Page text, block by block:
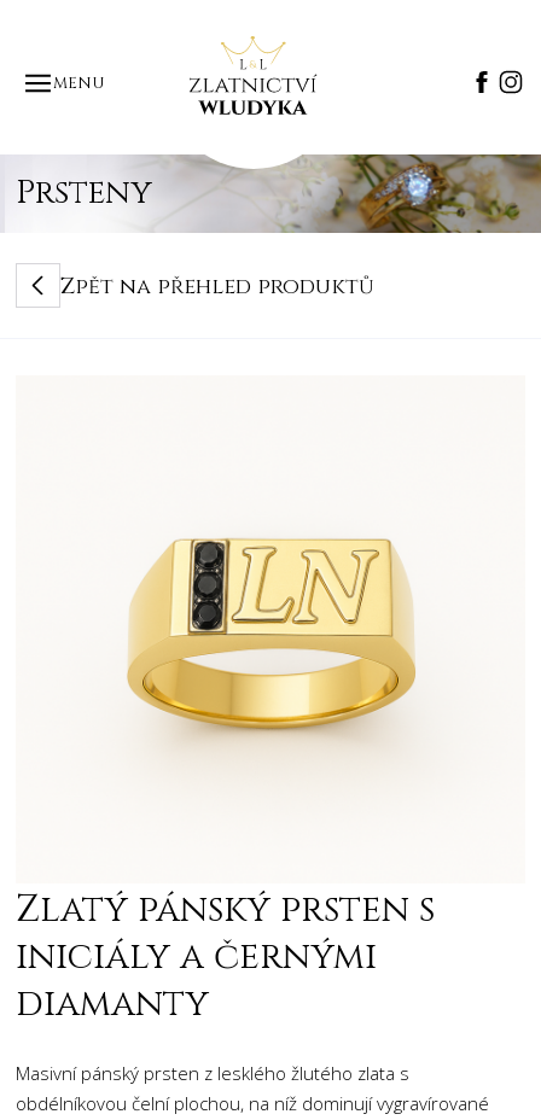
MENU
Prsteny
Zpět na přehled produktů
Zlatý pánský prsten s
iniciály a černými
diamanty
Masivní pánský prsten z lesklého žlutého zlata s
obdélníkovou čelní plochou, na níž dominují vygravírované